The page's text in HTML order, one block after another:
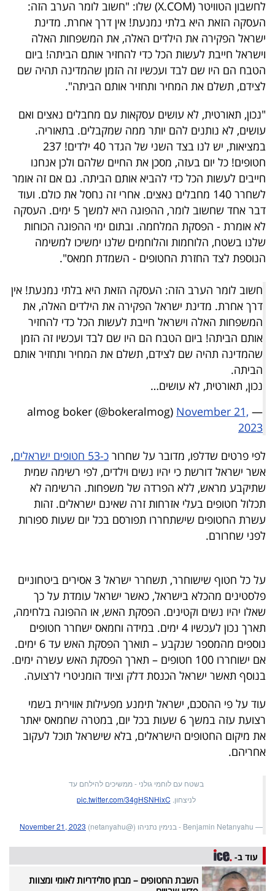
פודקאסט
40
UNDER
40
שיתופי
פעולה
דרושים
ניוזלטרים
אדום
פרסמו
באייס
עקבו
אחרינו:
לחשבון הטוויטר (X.COM) שלו: "חשוב לומר הערב הזה:
העסקה הזאת היא בלתי נמנעת! אין דרך אחרת. מדינת
ישראל הפקירה את הילדים האלה, את המשפחות האלה
וישראל חייבת לעשות הכל כדי להחזיר אותם הביתה! ביום
הטבח הם היו שם לבד ועכשיו זה הזמן שהמדינה תהיה שם
לצידם, תשלם את המחיר ותחזיר אותם הביתה".
"נכון, תאורטית, לא עושים עסקאות עם מחבלים נאצים ואם
עושים, לא נותנים להם יותר ממה שמקבלים. בתאוריה.
במציאות, יש לנו בצד השני של הגדר 40 ילדים! 237
חטופים! כל יום בעזה, מסכן את החיים שלהם ולכן אנחנו
חייבים לעשות הכל כדי להביא אותם הביתה. גם אם זה אומר
לשחרר 140 מחבלים נאצים. אחרי זה נחסל את כולם. ועוד
דבר אחד שחשוב לומר, ההפוגה היא למשך 5 ימים. העסקה
לא אומרת - הפסקת המלחמה. ובתום ימי ההפוגה הכוחות
שלנו בשטח, הלוחמות והלוחמים שלנו ימשיכו למשימה
הנוספת לצד החזרת החטופים - השמדת חמאס".
חשוב לומר הערב הזה: העסקה הזאת היא בלתי נמנעת! אין
דרך אחרת. מדינת ישראל הפקירה את הילדים האלה, את
המשפחות האלה וישראל חייבת לעשות הכל כדי להחזיר
אותם הביתה! ביום הטבח הם היו שם לבד ועכשיו זה הזמן
שהמדינה תהיה שם לצידם, תשלם את המחיר ותחזיר אותם
הביתה.
נכון, תאורטית, לא עושים…
— almog boker (@bokeralmog)
November 21,
2023
לפי פרטים שדלפו, מדובר על שחרור כ-53 חטופים ישראלים
,
אשר ישראל דורשת כי יהיו נשים וילדים, לפי רשימה שמית
שתיקבע מראש, ללא הפרדה של משפחות. הרשימה לא
תכלול חטופים בעלי אזרחות זרה שאינם ישראלים. זהות
עשרת החטופים שישתחררו תפורסם בכל יום שעות ספורות
לפני שחרורם.
על כל חטוף שישוחרר, תשחרר ישראל 3 אסירים ביטחוניים
פלסטינים מהכלא בישראל, כאשר ישראל עומדת על כך
שאלו יהיו נשים וקטינים. הפסקת האש, או ההפוגה בלחימה,
תארך נכון לעכשיו 4 ימים. במידה וחמאס ישחרר חטופים
נוספים מהמספר שנקבע – תוארך הפסקת האש עד 6 ימים.
אם ישוחררו 100 חטופים – תארך הפסקת האש עשרה ימים.
בנוסף תאשר ישראל הכנסת דלק וציוד הומניטרי לרצועה.
עוד על פי ההסכם, ישראל תימנע מפעילות אווירית בשמי
רצועת עזה במשך 6 שעות בכל יום, במטרה שחמאס יאתר
את מיקום החטופים הישראלים, בלא שישראל תוכל לעקוב
אחריהם.
בשטח עם לוחמי גולני - ממשיכים להילחם עד
לניצחון. pic.twitter.com/34gHSNHixC
— Benjamin Netanyahu - בנימין נתניהו (@netanyahu) November 21, 2023
עוד ב-
השבת החטופים – מבחן סולידריות לאומי ומצוות